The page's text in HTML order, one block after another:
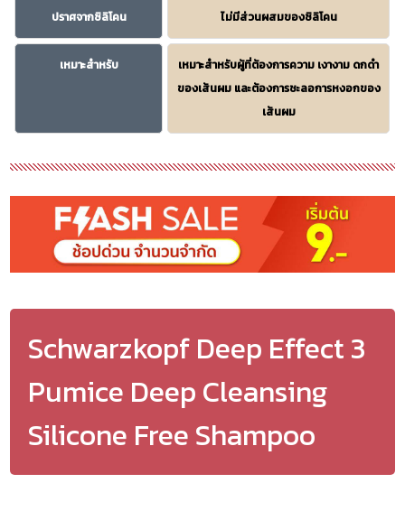
ปราศจากซิลิโคน ไม่มีส่วนผสมของซิลิโคน
เหมาะสำหรับ
เหมาะสำหรับผู้ที่ต้องการความ เงางาม ดกดำ
ของเส้นผม และต้องการชะลอการหงอกของ
เส้นผม
Schwarzkopf Deep Effect 3
Pumice Deep Cleansing
Silicone Free Shampoo